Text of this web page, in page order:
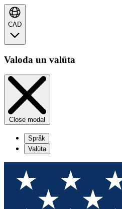
CAD
Valoda un valūta
Close modal
Språk
Valūta